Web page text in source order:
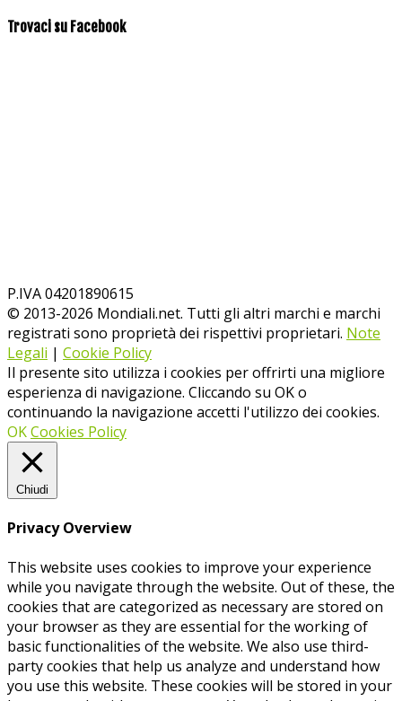
Trovaci su Facebook
P.IVA 04201890615
© 2013-2026 Mondiali.net. Tutti gli altri marchi e marchi
registrati sono proprietà dei rispettivi proprietari. Note
Legali | Cookie Policy
Il presente sito utilizza i cookies per offrirti una migliore
esperienza di navigazione. Cliccando su OK o
continuando la navigazione accetti l'utilizzo dei cookies.
OKCookies Policy
Chiudi
Privacy Overview
This website uses cookies to improve your experience
while you navigate through the website. Out of these, the
cookies that are categorized as necessary are stored on
your browser as they are essential for the working of
basic functionalities of the website. We also use third-
party cookies that help us analyze and understand how
you use this website. These cookies will be stored in your